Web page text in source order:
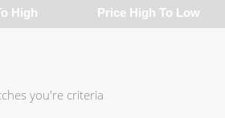
High Price High To Low
you're criteria